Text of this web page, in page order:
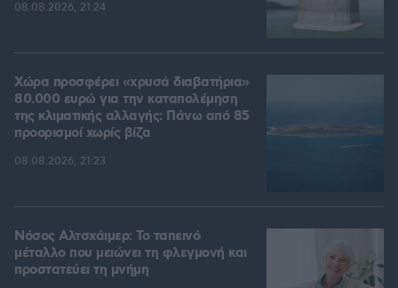
08.08.2026, 21:24
Χώρα προσφέρει «χρυσά διαβατήρια»
80.000 ευρώ για την καταπολέμηση
της κλιματικής αλλαγής: Πάνω από 85
προορισμοί χωρίς βίζα
08.08.2026, 21:23
Νόσος Αλτσχάιμερ: Το ταπεινό
μέταλλο που μειώνει τη φλεγμονή και
προστατεύει τη μνήμη